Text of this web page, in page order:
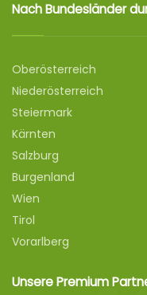
Nach Bundesländer
Oberösterreich
Niederösterreich
Steiermark
Kärnten
Salzburg
Burgenland
Wien
Tirol
Vorarlberg
Unsere Premium